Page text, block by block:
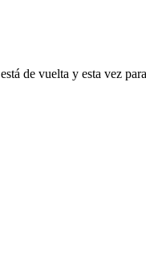
está de vuelta y esta vez